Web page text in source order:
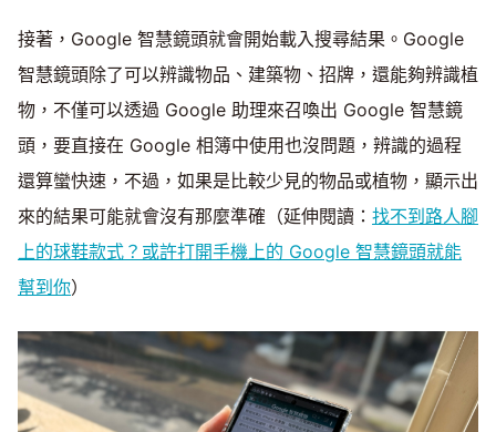
接著，Google 智慧鏡頭就會開始載入搜尋結果。Google
智慧鏡頭除了可以辨識物品、建築物、招牌，還能夠辨識植
物，不僅可以透過 Google 助理來召喚出 Google 智慧鏡
頭，要直接在 Google 相簿中使用也沒問題，辨識的過程
還算蠻快速，不過，如果是比較少見的物品或植物，顯示出
來的結果可能就會沒有那麼準確（延伸閱讀： 找不到路人腳
上的球鞋款式？或許打開手機上的 Google 智慧鏡頭就能
幫到你）